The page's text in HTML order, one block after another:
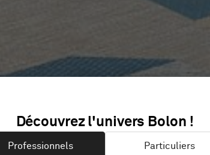
IP ONLY
Découvrez l'univers Bolon !
Professionnels Particuliers